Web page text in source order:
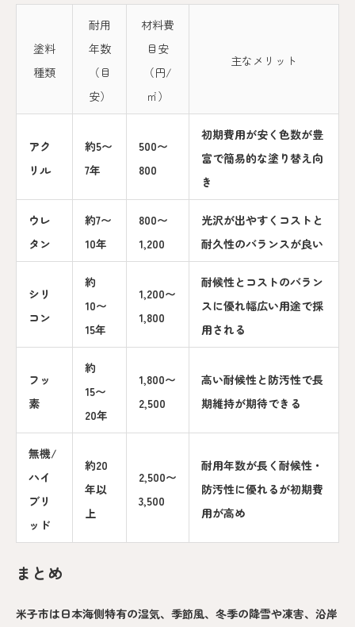
塗料
種類
耐用
年数
（目
安）
材料費
目安
（円/
㎡）
主なメリット
アク
リル
約5〜
7年
500〜
800
初期費用が安く色数が豊
富で簡易的な塗り替え向
き
ウレ
タン
約7〜
10年
800〜
1,200
光沢が出やすくコストと
耐久性のバランスが良い
シリ
コン
約
10〜
15年
1,200〜
1,800
耐候性とコストのバラン
スに優れ幅広い用途で採
用される
フッ
素
約
15〜
20年
1,800〜
2,500
高い耐候性と防汚性で長
期維持が期待できる
無機/
ハイ
ブリ
ッド
約20
年以
上
2,500〜
3,500
耐用年数が長く耐候性・
防汚性に優れるが初期費
用が高め
まとめ
米子市は日本海側特有の湿気、季節風、冬季の降雪や凍害、沿岸